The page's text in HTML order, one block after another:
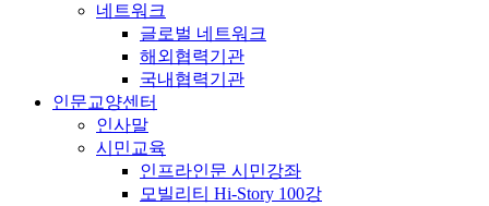
네트워크
글로벌 네트워크
해외협력기관
국내협력기관
인문교양센터
인사말
시민교육
인프라인문 시민강좌
모빌리티 Hi-Story 100강